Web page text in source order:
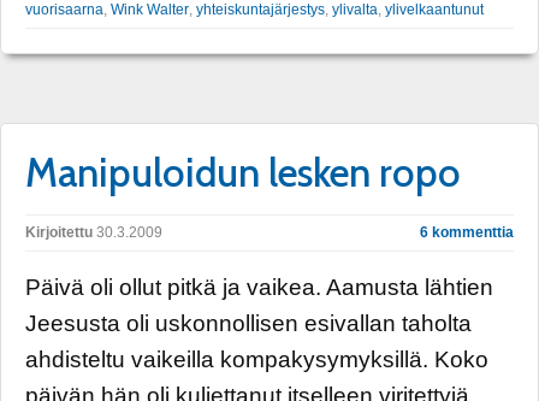
vuorisaarna, Wink Walter, yhteiskuntajärjestys, ylivalta, ylivelkaantunut
Manipuloidun lesken ropo
Kirjoitettu 30.3.2009 6 kommenttia
Päivä oli ollut pitkä ja vaikea. Aamusta lähtien
Jeesusta oli uskonnollisen esivallan taholta
ahdisteltu vaikeilla kompakysymyksillä. Koko
päivän hän oli kuljettanut itselleen viritettyjä